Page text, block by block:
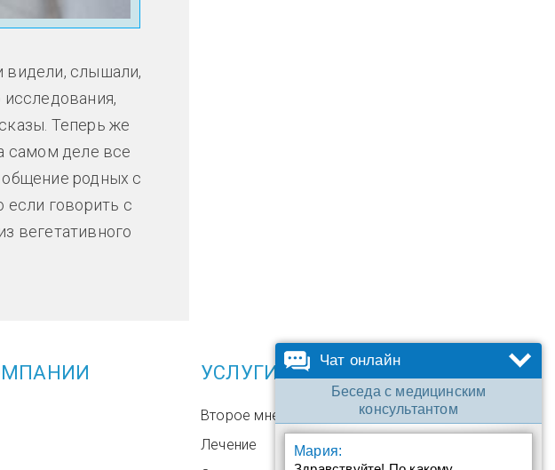
видели, слышали,
Теперь же
самом деле все
родных с
если говорить с
вегетативного
УСЛУГИ
Второе мнение
Лечение
Чат онлайн
Беседа с медицинским
консультантом
Мария: